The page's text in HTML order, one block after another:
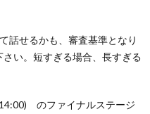
せるかも、審査基準となり
い。短すぎる場合、長すぎる
のファイナルステージ